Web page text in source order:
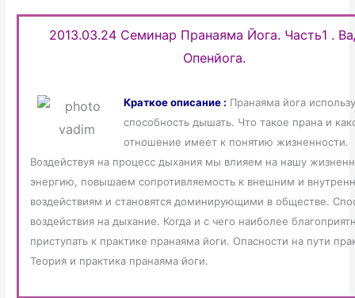
2013.03.24 Семинар Пранаяма Йога. Часть1 .
Опенйога.
Краткое описание : Пранаяма йога
способность дышать. Что такое прана и
отношение имеет к понятию жизненности.
Воздействуя на процесс дыхания мы влияем на нашу
энергию, повышаем сопротивляемость к внешним и
воздействиям и становятся доминирующими в обществе.
воздействия на дыхание. Когда и с чего наиболее
приступать к практике пранаяма йоги. Опасности на пути
Теория и практика пранаяма йоги.